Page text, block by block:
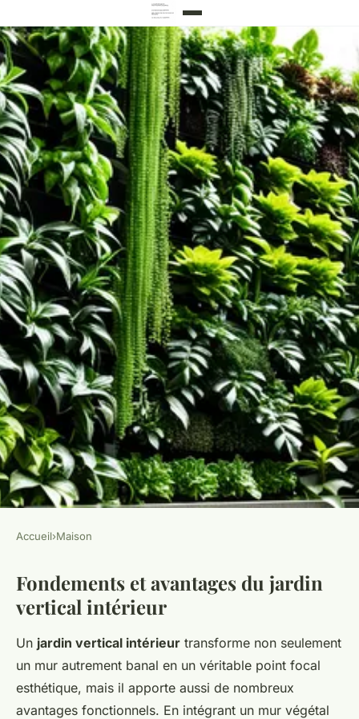
Transformez Votre Espace
avec un Jardin Vertical
Spectaculaire : Le Guide
Complet du Jardinage
Intérieur
Accueil›Maison
Fondements et avantages du jardin
vertical intérieur
Un jardin vertical intérieur transforme non seulement
un mur autrement banal en un véritable point focal
esthétique, mais il apporte aussi de nombreux
avantages fonctionnels. En intégrant un mur végétal